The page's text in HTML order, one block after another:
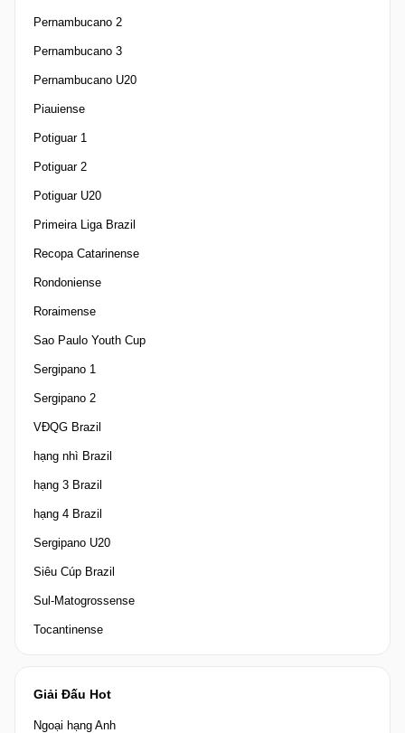
Pernambucano 2
Pernambucano 3
Pernambucano U20
Piauiense
Potiguar 1
Potiguar 2
Potiguar U20
Primeira Liga Brazil
Recopa Catarinense
Rondoniense
Roraimense
Sao Paulo Youth Cup
Sergipano 1
Sergipano 2
VĐQG Brazil
hạng nhì Brazil
hạng 3 Brazil
hạng 4 Brazil
Sergipano U20
Siêu Cúp Brazil
Sul-Matogrossense
Tocantinense
Giải Đấu Hot
Ngoại hạng Anh